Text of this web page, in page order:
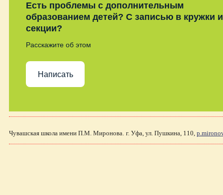
Есть проблемы с дополнительным
образованием детей? С записью в кружки и
секции?
Расскажите об этом
Написать
Чувашская школа имени П.М. Миронова. г. Уфа, ул. Пушкина, 110,